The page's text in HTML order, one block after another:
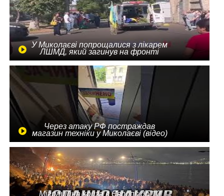
У Миколаєві попрощалися з лікарем
ЛШМД, який загинув на фронті
Через атаку РФ постраждав
магазин техніки у Миколаєві (відео)
Міграційна криза в Європі: до 10